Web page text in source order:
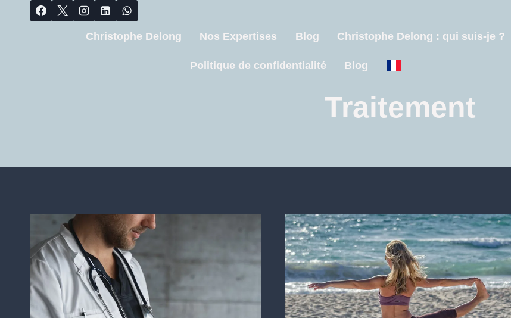
Christophe Delong Nos Expertises Blog Christophe Delong : qui suis-je ?
Politique de confidentialité Blog
Traitement